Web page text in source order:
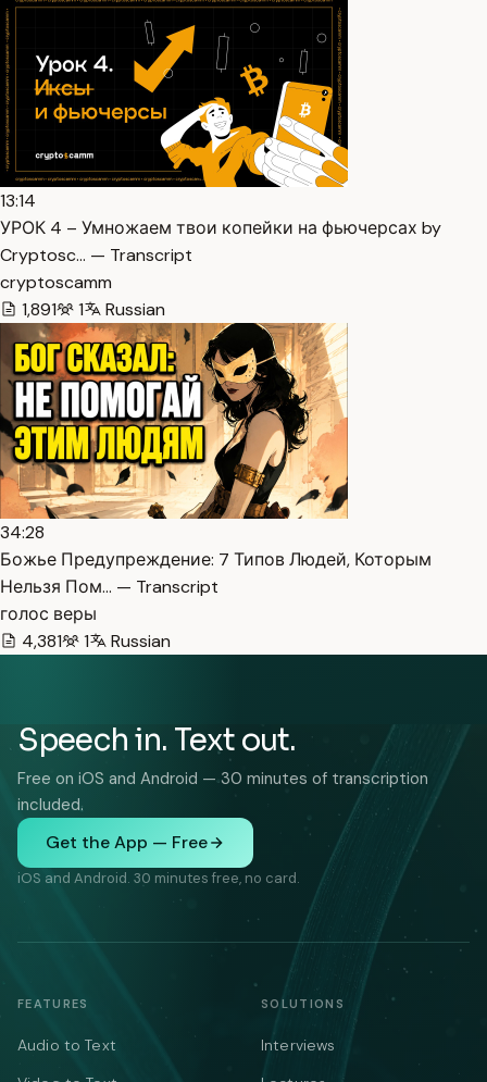
13:14
УРОК 4 – Умножаем твои копейки на фьючерсах by
Cryptosc… — Transcript
cryptoscamm
1,891
1 Russian
34:28
Божье Предупреждение: 7 Типов Людей, Которым
Нельзя Пом… — Transcript
голос веры
4,381
1 Russian
Speech in. Text out.
Free on iOS and Android — 30 minutes of transcription
included.
Get the App — Free
iOS and Android. 30 minutes free, no card.
FEATURES
Audio to Text
SOLUTIONS
Interviews